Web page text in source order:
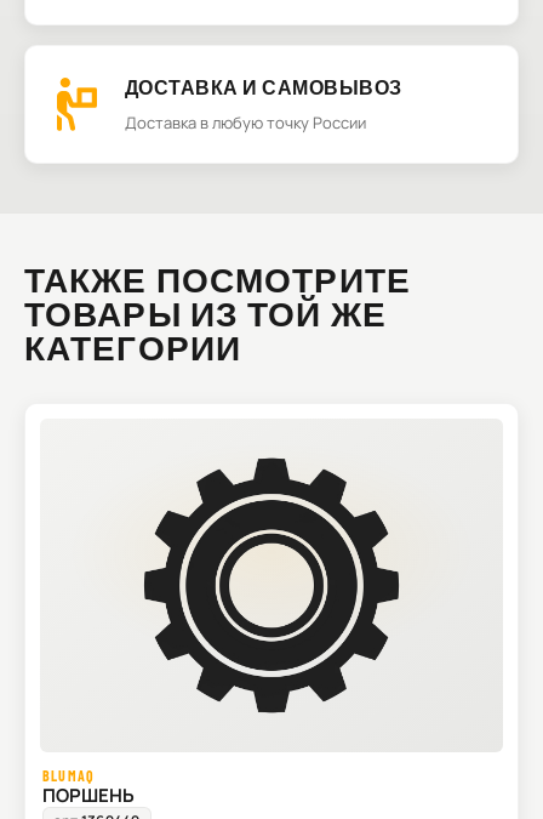
ДОСТАВКА И САМОВЫВОЗ
Доставка в любую точку России
ТАКЖЕ ПОСМОТРИТЕ
ТОВАРЫ ИЗ ТОЙ ЖЕ
КАТЕГОРИИ
BLUMAQ
ПОРШЕНЬ